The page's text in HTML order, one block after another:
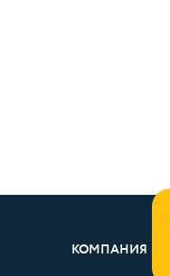
КОМПАНИЯ